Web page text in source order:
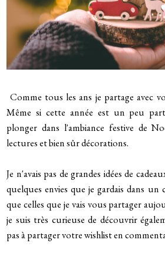
Comme tous les ans je partage avec
Même si cette année est un peu
plonger dans l'ambiance festive de
lectures et bien sûr décorations.
Je n'avais pas de grandes idées de
quelques envies que je gardais dans un
que celles que je vais vous partager
je suis très curieuse de découvrir
pas à partager votre wishlist en